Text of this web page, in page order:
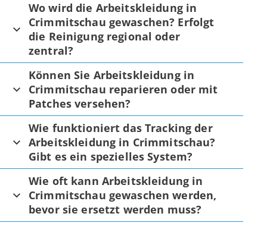
Wo wird die Arbeitskleidung in
Crimmitschau gewaschen? Erfolgt
die Reinigung regional oder
zentral?
Können Sie Arbeitskleidung in
Crimmitschau reparieren oder mit
Patches versehen?
Wie funktioniert das Tracking der
Arbeitskleidung in Crimmitschau?
Gibt es ein spezielles System?
Wie oft kann Arbeitskleidung in
Crimmitschau gewaschen werden,
bevor sie ersetzt werden muss?